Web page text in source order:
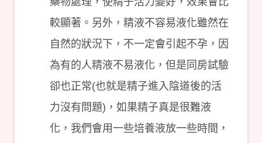
較顯著。另外，精液不容易液化雖然在
自然的狀況下，不一定會引起不孕，因
為有的人精液不易液化，但是同房試驗
卻也正常(也就是精子進入陰道後的活
力沒有問題)，如果精子真是很難液
化，我們會用一些培養液放一些時間，